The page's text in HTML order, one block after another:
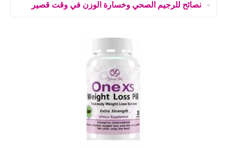
نصائح للرجيم الصحي وخسارة الوزن في وقت قصير